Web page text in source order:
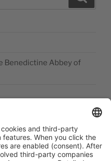
Benedictine Abbey of